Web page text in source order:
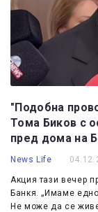
"Подобна
Тома Биков с
пред дома на
News Life
Акция тази вечер
Банкя. „Имаме
Не може да се